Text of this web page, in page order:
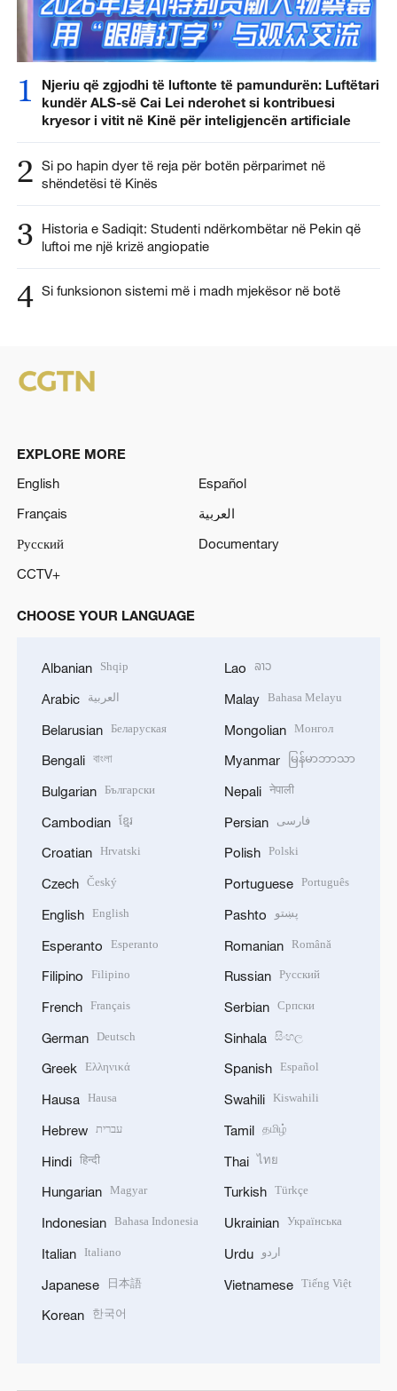
1
Njeriu që zgjodhi të luftonte të pamundurën: Luftëtari
kundër ALS-së Cai Lei nderohet si kontribuesi
kryesor i vitit në Kinë për inteligjencën artificiale
2 Si po hapin dyer të reja për botën përparimet në
shëndetësi të Kinës
3
Historia e Sadiqit: Studenti ndërkombëtar në Pekin që
luftoi me një krizë angiopatie
4 Si funksionon sistemi më i madh mjekësor në botë
EXPLORE MORE
English
Español
Français
العربية
Русский
Documentary
CCTV+
CHOOSE YOUR LANGUAGE
Albanian Shqip
Arabic العربية
Belarusian Беларуская
Bengali বাংলা
Bulgarian Български
Cambodian ខ្មែរ
Croatian Hrvatski
Czech Český
English English
Esperanto Esperanto
Filipino Filipino
French Français
German Deutsch
Greek Ελληνικά
Hausa Hausa
Hebrew עברית
Hindi हिन्दी
Hungarian Magyar
Indonesian Bahasa Indonesia
Italian Italiano
Japanese 日本語
Korean 한국어
Lao ລາວ
Malay Bahasa Melayu
Mongolian Монгол
Myanmar မြန်မာဘာသာ
Nepali नेपाली
Persian فارسی
Polish Polski
Portuguese Português
Pashto پښتو
Romanian Română
Russian Русский
Serbian Српски
Sinhala සිංහල
Spanish Español
Swahili Kiswahili
Tamil தமிழ்
Thai ไทย
Turkish Türkçe
Ukrainian Українська
Urdu اردو
Vietnamese Tiếng Việt